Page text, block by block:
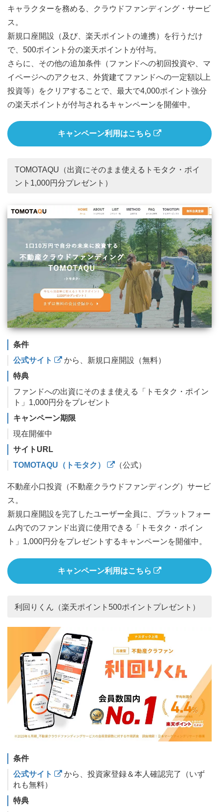
キャラクターを務める、クラウドファンディング・サービ
ス。
新規口座開設（及び、楽天ポイントの連携）を行うだけ
で、500ポイント分の楽天ポイントが付与。
さらに、その他の追加条件（ファンドへの初回投資や、マ
イページへのアクセス、外貨建てファンドへの一定額以上
投資等）をクリアすることで、最大で4,000ポイント強分
の楽天ポイントが付与されるキャンペーンを開催中。
キャンペーン利用はこちら
TOMOTAQU（出資にそのまま使えるトモタク・ポイ
ント1,000円分プレゼント）
条件
公式サイト
から、新規口座開設（無料）
特典
ファンドへの出資にそのまま使える「トモタク・ポイン
ト」1,000円分をプレゼント
キャンペーン期限
現在開催中
サイトURL
TOMOTAQU（トモタク）
（公式）
不動産小口投資（不動産クラウドファンディング）サービ
ス。
新規口座開設を完了したユーザー全員に、プラットフォー
ム内でのファンド出資に使用できる「トモタク・ポイン
ト」1,000円分をプレゼントするキャンペーンを開催中。
キャンペーン利用はこちら
利回りくん（楽天ポイント500ポイントプレゼント）
条件
公式サイト
から、投資家登録＆本人確認完了（いず
れも無料）
特典